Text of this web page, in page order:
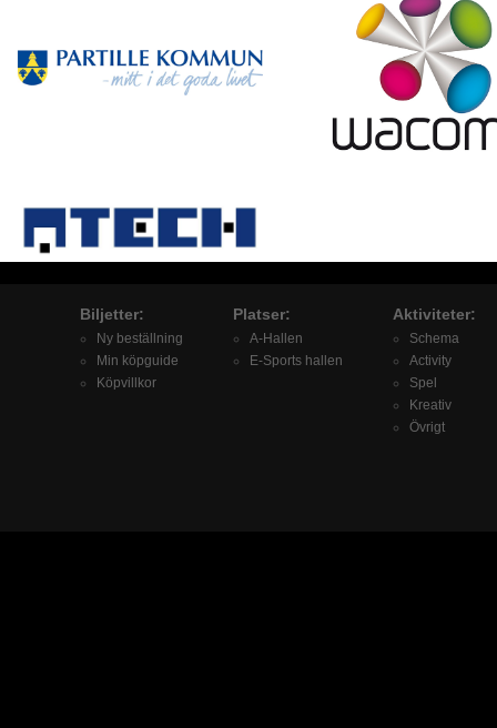
Biljetter:
Ny beställning
Min köpguide
Köpvillkor
Platser:
A-Hallen
E-Sports hallen
Aktiviteter:
Schema
Activity
Spel
Kreativ
Övrigt